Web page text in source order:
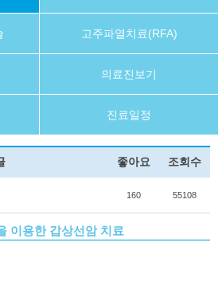
고주파열치료(RFA)
의료진보기
진료일정
좋아요 조회수
160 55108
이용한 갑상선암 치료